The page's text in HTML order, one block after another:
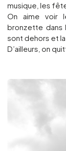
musique, les
On aime voir
bronzette dans
sont dehors et
D’ailleurs, on